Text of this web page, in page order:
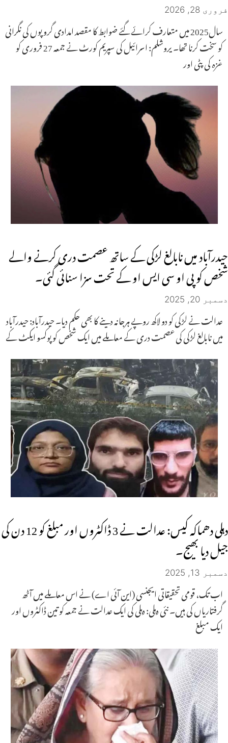
فروری 28, 2026
سال2025 میں متعارف کرائے گئے ضوابط کا مقصد امدادی گروپوں کی نگرانی
کو سخت کرنا تھا۔ یروشلم: اسرائیل کی سپریم کورٹ نے جمعہ 27 فروری کو
غزہ کی پٹی اور
حیدرآباد میں نابالغ لڑکی کے ساتھ عصمت دری کرنے والے
شخص کو پی او سی ایس او کے تحت سزا سنائی گئی۔
دسمبر 20, 2025
عدالت نے لڑکی کو دو لاکھ روپے ہرجانہ دینے کا بھی حکم دیا۔ حیدرآباد: حیدرآباد
میں نابالغ لڑکی کی عصمت دری کے معاملے میں ایک شخص کو پوکسو ایکٹ کے
دہلی دھماکہ کیس: عدالت نے 3 ڈاکٹروں اور مبلغ کو 12 دن کی
جیل دیا بھیج۔
دسمبر 13, 2025
اب تک، قومی تحقیقاتی ایجنسی (این آئی اے) نے اس معاملے میں آٹھ
گرفتاریاں کی ہیں۔ نئی دہلی: دہلی کی ایک عدالت نے جمعہ کو تین ڈاکٹروں اور
ایک مبلغ